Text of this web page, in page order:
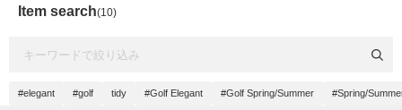
Item search(10)
#elegant #golf tidy #Golf Elegant #Golf Spring/Summer #Spring/